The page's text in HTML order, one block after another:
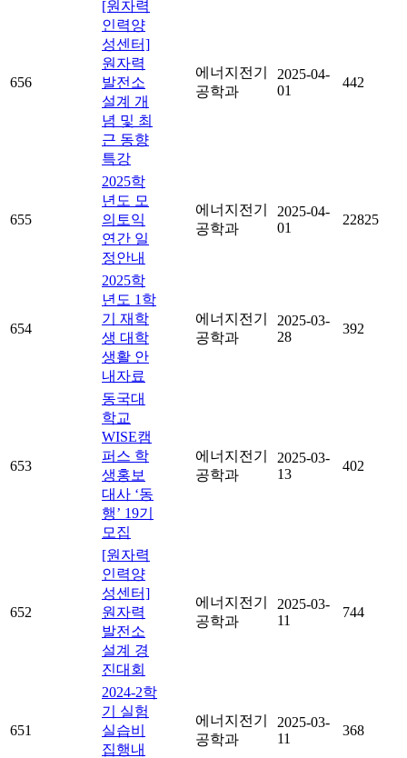
656
[원자력
인력양
성센터]
원자력
발전소
설계 개
념 및 최
근 동향
특강
에너지전기
공학과
2025-04-
01
442
655
2025학
년도 모
의토익
연간 일
정안내
에너지전기
공학과
2025-04-
01
22825
654
2025학
년도 1학
기 재학
생 대학
생활 안
내자료
에너지전기
공학과
2025-03-
28
392
653
동국대
학교
WISE캠
퍼스 학
생홍보
대사 ‘동
행’ 19기
모집
에너지전기
공학과
2025-03-
13
402
652
[원자력
인력양
성센터]
원자력
발전소
설계 경
진대회
에너지전기
공학과
2025-03-
11
744
651
2024-2학
기 실험
실습비
집행내
에너지전기
공학과
2025-03-
11
368